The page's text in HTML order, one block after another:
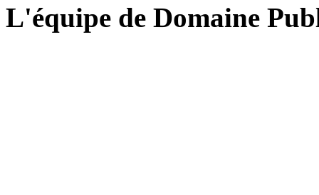
L'équipe de Domaine